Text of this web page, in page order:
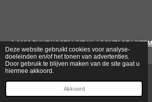
Deze website gebruikt cookies voor analyse-
doeleinden en/of het tonen van advertenties.
Door gebruik te blijven maken van de site gaat u
hiermee akkoord.
Akkoord
© 2026 PUURNOSTALGIE.NL|CONTACT|